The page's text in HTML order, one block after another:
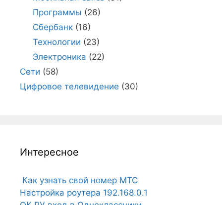
Программы (26)
Сбербанк(16)
Технологии (23)
Электроника (22)
Сети (58)
Цифровое телевидение (30)
Интересное
Как узнать свой номер МТС
Настройка роутера 192.168.0.1